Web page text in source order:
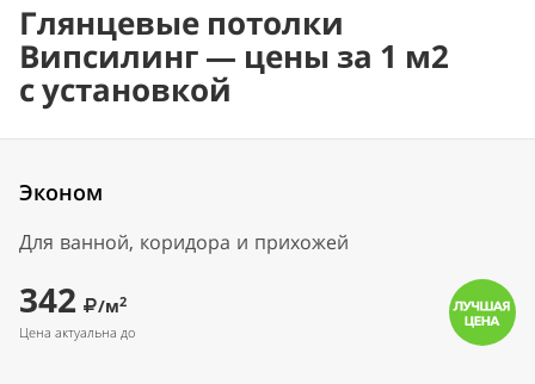
Глянцевые потолки
Випсилинг — цены за 1 м2
с установкой
Эконом
Для ванной, коридора и прихожей
342 /м2
Цена актуальна до